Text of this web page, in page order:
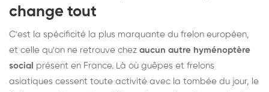
change tout
C'est la spécificité la plus marquante du frelon européen,
et celle qu'on ne retrouve chez aucun autre hyménoptère
social présent en France. Là où guêpes et frelons
asiatiques cessent toute activité avec la tombée du jour, le